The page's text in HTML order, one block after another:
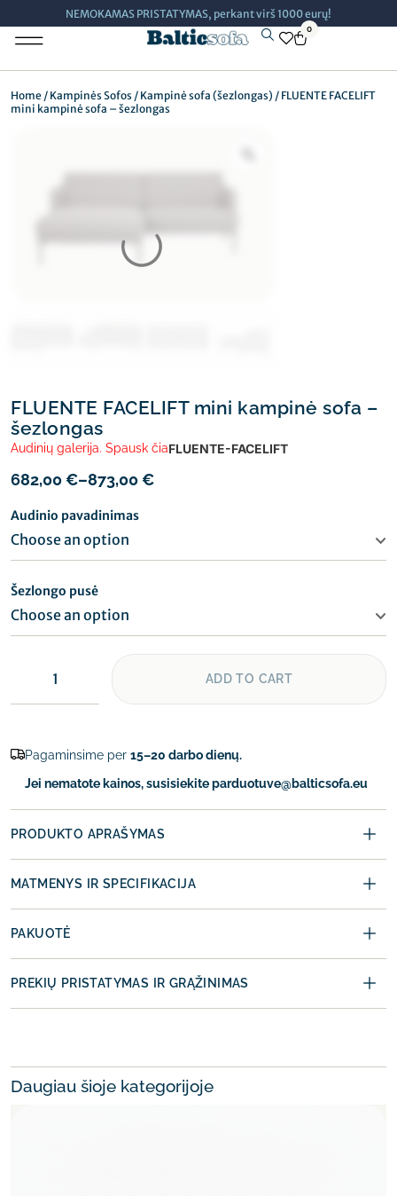
NEMOKAMAS PRISTATYMAS, perkant virš 1000 eurų!
0
Home / Kampinės Sofos / Kampinė sofa (šezlongas) / FLUENTE FACELIFT
mini kampinė sofa – šezlongas
FLUENTE FACELIFT mini kampinė sofa –
šezlongas
Audinių galerija. Spausk čiaFLUENTE-FACELIFT
682,00€–873,00€
Audinio pavadinimas
Šezlongo pusė
ADD TO CART
Pagaminsime per 15–20 darbo dienų.
Jei nematote kainos, susisiekite parduotuve@balticsofa.eu
PRODUKTO APRAŠYMAS
MATMENYS IR SPECIFIKACIJA
PAKUOTĖ
PREKIŲ PRISTATYMAS IR GRĄŽINIMAS
Daugiau šioje kategorijoje